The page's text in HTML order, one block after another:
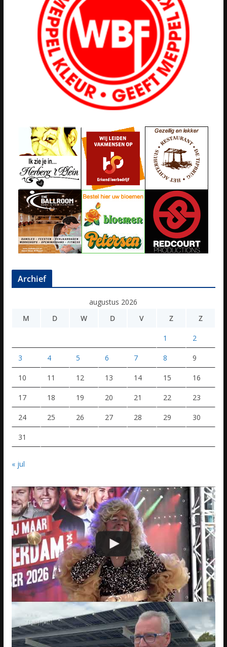
Archief
augustus 2026
M
D W D V Z Z
1 2
3 4 5 6 7 8 9
10 11 12 13 14 15 16
17 18 19 20 21 22 23
24 25 26 27 28 29 30
31
« jul